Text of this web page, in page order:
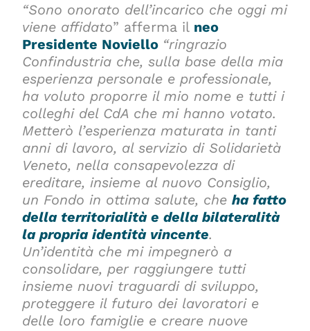
“Sono onorato dell’incarico che oggi mi
viene affidato” afferma il neo
Presidente Noviello “ringrazio
Confindustria che, sulla base della mia
esperienza personale e professionale,
ha voluto proporre il mio nome e tutti i
colleghi del CdA che mi hanno votato.
Metterò l’esperienza maturata in tanti
anni di lavoro, al servizio di Solidarietà
Veneto, nella consapevolezza di
ereditare, insieme al nuovo Consiglio,
un Fondo in ottima salute, cheha fatto
della territorialità e della bilateralità
la propria identità vincente.
Un’identità che mi impegnerò a
consolidare, per raggiungere tutti
insieme nuovi traguardi di sviluppo,
proteggere il futuro dei lavoratori e
delle loro famiglie e creare nuove